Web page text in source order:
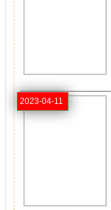
2023-04-11